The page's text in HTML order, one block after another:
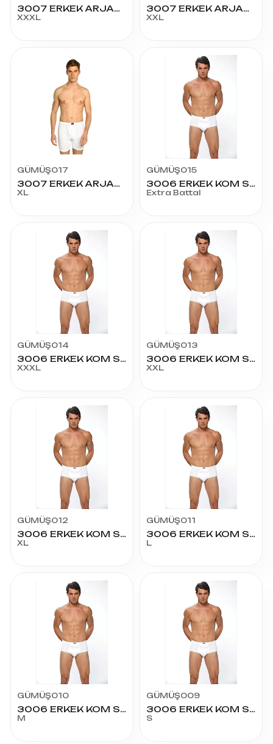
3007 ERKEK ARJANTİN PAÇALI 3X6
XXXL
3007 ERKEK ARJANTİN PAÇALI 2X5
XXL
GÜMÜŞ017
3007 ERKEK ARJANTİN PAÇALI XL4
XL
GÜMÜŞ015
3006 ERKEK KOM SLİP BAT
Extra Battal
GÜMÜŞ014
3006 ERKEK KOM SLİP 3X6
XXXL
GÜMÜŞ013
3006 ERKEK KOM SLİP 2X5
XXL
GÜMÜŞ012
3006 ERKEK KOM SLİP XL4
XL
GÜMÜŞ011
3006 ERKEK KOM SLİP L3
L
GÜMÜŞ010
3006 ERKEK KOM SLİP M2
M
GÜMÜŞ009
3006 ERKEK KOM SLİP S1
S